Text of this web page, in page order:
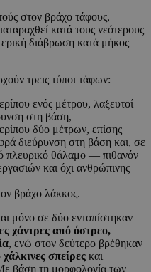
στον βράχο τάφους,
κατά τους νεότερους
διάβρωση κατά μήκος
τρεις τύποι τάφων:
ενός μέτρου, λαξευτοί
στη βάση,
δύο μέτρων, επίσης
διεύρυνση στη βάση και, σε
πλευρικό θάλαμο — πιθανόν
και όχι ανθρώπινης
βράχο λάκκος.
μόνο σε δύο εντοπίστηκαν
χάντρες από όστρεο,
, ενώ στον δεύτερο βρέθηκαν
χάλκινες σπείρες και
βάση τη μορφολογία των